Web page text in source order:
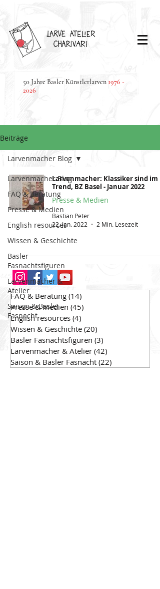
50 Jahre Basler Künstlerlarven 1976 -
2026
Beiträge
Larvenmacher Blog
FAQ & Beratung
Presse & Medien
English resources
Wissen & Geschichte
Basler
Fasnachtsfiguren
Larvenmacher &
Atelier
Saison & Basler
Fasnacht
Larvenmacher Blog
Larvenmacher: Klassiker sind im
Trend, BZ Basel - Januar 2022
Presse & Medien
Bastian Peter
22. Jan. 2022
2 Min. Lesezeit
FAQ & Beratung (14)
Presse & Medien (45)
English resources (4)
Wissen & Geschichte (20)
Basler Fasnachtsfiguren (3)
Larvenmacher & Atelier (42)
Saison & Basler Fasnacht (22)